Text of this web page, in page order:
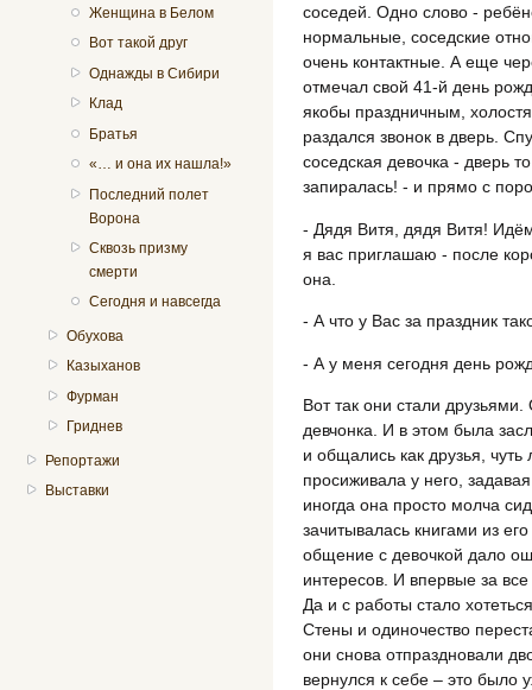
Женщина в Белом
Вот такой друг
Однажды в Сибири
Клад
Братья
«… и она их нашла!»
Последний полет
Ворона
Сквозь призму
смерти
Сегодня и навсегда
Обухова
Казыханов
Фурман
Гриднев
Репортажи
Выставки
соседей. Одно слово -
нормальные, соседские
очень контактные. А еще
отмечал свой 41-й день
якобы праздничным,
раздался звонок в дверь.
соседская девочка - дверь
запиралась! - и прямо с
- Дядя Витя, дядя Витя!
я вас приглашаю - после
она.
- А что у Вас за праздник
- А у меня сегодня день
Вот так они стали
девчонка. И в этом была
и общались как друзья,
просиживала у него,
иногда она просто молча
зачитывалась книгами из
общение с девочкой дало
интересов. И впервые за
Да и с работы стало
Стены и одиночество
они снова отпраздновали
вернулся к себе – это было